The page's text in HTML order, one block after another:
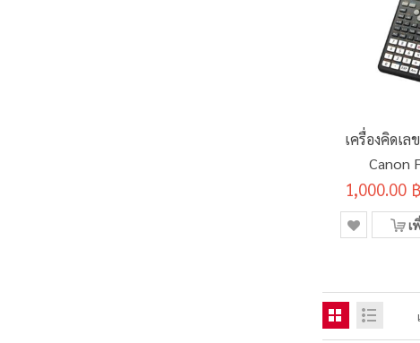
เครื่องคิดเล
Canon
1,000.00 ฿
เ